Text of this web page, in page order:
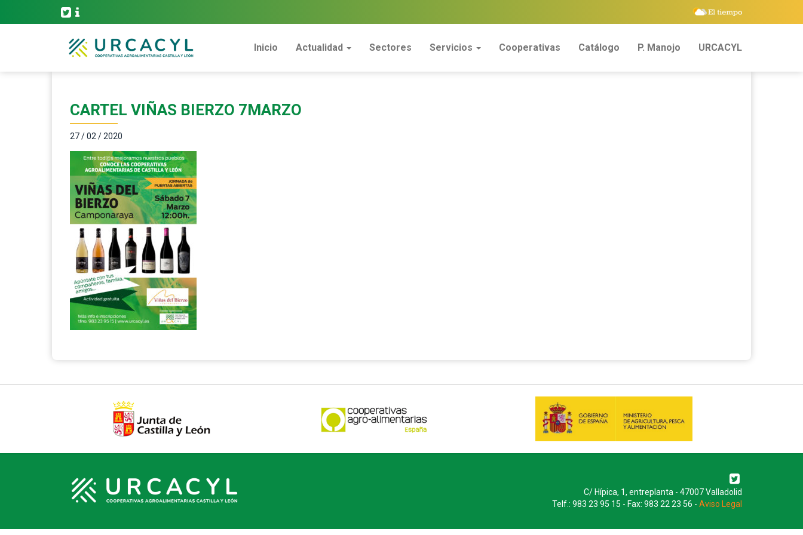
Inicio Actualidad Sectores Servicios Cooperativas Catálogo P. Manojo URCACYL
CARTEL VIÑAS BIERZO 7MARZO
27 / 02 / 2020
C/ Hípica, 1, entreplanta - 47007 Valladolid
Telf.: 983 23 95 15 - Fax: 983 22 23 56 - Aviso Legal